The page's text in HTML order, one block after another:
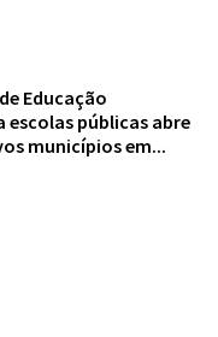
Educação
escolas públicas abre
municípios em...